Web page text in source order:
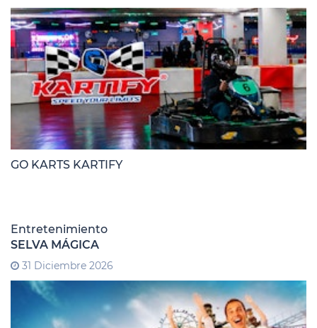
GO KARTS KARTIFY
Entretenimiento
SELVA MÁGICA
31 Diciembre 2026